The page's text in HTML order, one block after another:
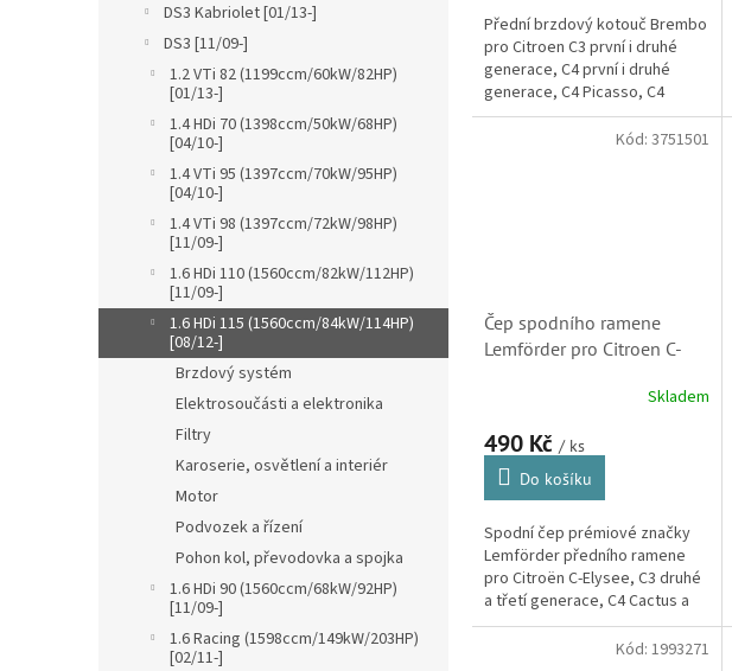
DS3 Kabriolet [01/13-]
DS3 [11/09-]
1.2 VTi 82 (1199ccm/60kW/82HP)
[01/13-]
1.4 HDi 70 (1398ccm/50kW/68HP)
[04/10-]
1.4 VTi 95 (1397ccm/70kW/95HP)
[04/10-]
1.4 VTi 98 (1397ccm/72kW/98HP)
[11/09-]
1.6 HDi 110 (1560ccm/82kW/112HP)
[11/09-]
1.6 HDi 115 (1560ccm/84kW/114HP)
[08/12-]
Brzdový systém
Elektrosoučásti a elektronika
Filtry
Karoserie, osvětlení a interiér
Motor
Podvozek a řízení
Pohon kol, převodovka a spojka
1.6 HDi 90 (1560ccm/68kW/92HP)
[11/09-]
1.6 Racing (1598ccm/149kW/203HP)
[02/11-]
Přední brzdový kotouč Brembo
pro Citroen C3 první i druhé
generace, C4 první i druhé
generace, C4 Picasso, C4
Grand Picasso, C5 první
generace, Berlingo první i
Čep spodního ramene
Lemförder pro Citroen C-
Cactus a DS3 (364077)Skladem
490 Kč / ks
Do košíku
Spodní čep prémiové značky
Lemförder předního ramene
pro Citroën C-Elysee, C3 druhé
a třetí generace, C4 Cactus a
DS3. (Peugeot 208, 301 a 2008,
Kód: 3751501
Kód: 1993271